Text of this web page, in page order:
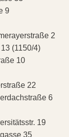
9
2
(1150/4)
10
22
6
19
35